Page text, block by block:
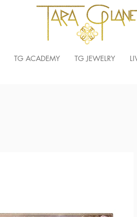
TG ACADEMY TG JEWELRY